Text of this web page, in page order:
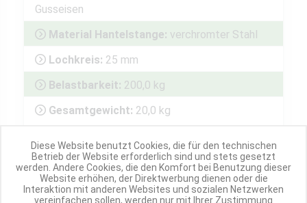
Gusseisen
Material Hantelstange: verchromter Stahl
Lochkreis: 25 mm
Belastbarkeit: 200,0 kg
Gesamtgewicht: 20,0 kg
Preisklasse
€
Diese Website benutzt Cookies, die für den technischen
Betrieb der Website erforderlich sind und stets gesetzt
werden. Andere Cookies, die den Komfort bei Benutzung dieser
Website erhöhen, der Direktwerbung dienen oder die
Interaktion mit anderen Websites und sozialen Netzwerken
vereinfachen sollen, werden nur mit Ihrer Zustimmung